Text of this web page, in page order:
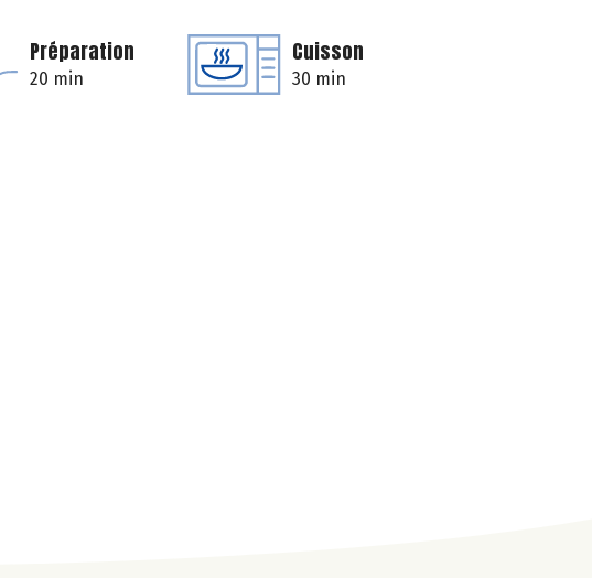
Préparation
20 min
Cuisson
30 min